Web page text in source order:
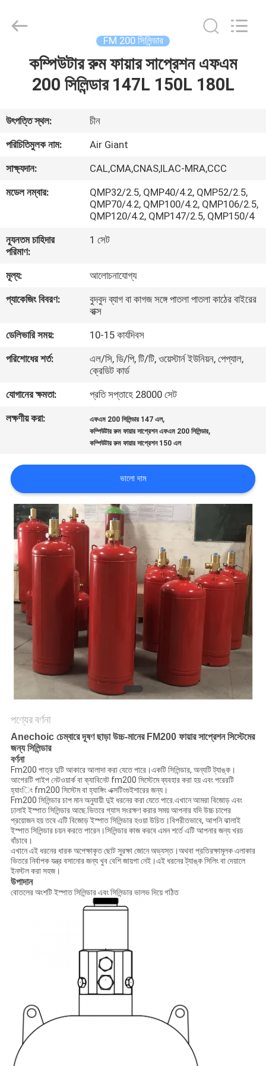
ভিআর
শো
আমাদের
কারখানা
ভ্রমণ
নিয়ন্ত্রণ
উদ্ধৃতির
সাইট
ম্যাপ
PRIVACY
POLICY
Equipment
FM 200 সিলিন্ডার
কম্পিউটার রুম ফায়ার সাপ্রেশন এফএম
200 সিলিন্ডার 147L 150L 180L
উৎপত্তি স্থল:
চীন
পরিচিতিমুলক নাম:
Air Giant
সাক্ষ্যদান:
CAL,CMA,CNAS,ILAC-MRA,CCC
মডেল নম্বার:
QMP32/2.5, QMP40/4.2, QMP52/2.5,
QMP70/4.2, QMP100/4.2, QMP106/2.5,
QMP120/4.2, QMP147/2.5, QMP150/4
ন্যূনতম চাহিদার
পরিমাণ:
1 সেট
মূল্য:
আলোচনাযোগ্য
প্যাকেজিং বিবরণ:
বুদবুদ ব্যাগ বা কাগজ সঙ্গে পাতলা পাতলা কাঠের বাইরের
বাক্স
ডেলিভারি সময়:
10-15 কার্যদিবস
পরিশোধের শর্ত:
এল/সি, ডি/পি, টি/টি, ওয়েস্টার্ন ইউনিয়ন, পেপ্যাল,
ক্রেডিট কার্ড
যোগানের ক্ষমতা:
প্রতি সপ্তাহে 28000 সেট
লক্ষণীয় করা:
এফএম 200 সিলিন্ডার 147 এল,
কম্পিউটার রুম ফায়ার সাপ্রেশন এফএম 200 সিলিন্ডার,
কম্পিউটার রুম ফায়ার সাপ্রেশন 150 এল
ভালো দাম
পণ্যের বর্ণনা
Anechoic চেম্বারে দূষণ ছাড়া উচ্চ-মানের FM200 ফায়ার সাপ্রেশন সিস্টেমের
জন্য সিলিন্ডার
বর্ণনা
Fm200 পাত্র দুটি আকারে আলাদা করা যেতে পারে।একটি সিলিন্ডার, অন্যটি ট্যাঙ্ক।
আগেরটি পাইপ নেটওয়ার্ক বা ক্যাবিনেট fm200 সিস্টেমে ব্যবহার করা হয় এবং পরেরটি
হ্যাংিং fm200 সিস্টেম বা হ্যাঙ্গিং এক্সটিংগুইশারের জন্য।
Fm200 সিলিন্ডার চাপ মান অনুযায়ী দুই ধরনের করা যেতে পারে.এখানে আমরা বিজোড় এবং
ঢালাই ইস্পাত সিলিন্ডার আছে.ভিতরে গ্যাস সংরক্ষণ করার সময় আপনার যদি উচ্চ চাপের
প্রয়োজন হয় তবে এটি বিজোড় ইস্পাত সিলিন্ডার হওয়া উচিত।বিপরীতভাবে, আপনি ঝালাই
ইস্পাত সিলিন্ডার চয়ন করতে পারেন।সিলিন্ডার কাজ করবে এমন শর্তে এটি আপনার জন্য খরচ
বাঁচাবে।
এখানে এই ধরনের ধারক অপেক্ষাকৃত ছোট সুরক্ষা জোনে অভ্যস্ত।অথবা প্রতিরক্ষামূলক এলাকার
ভিতরে নির্বাপক যন্ত্র বসানোর জন্য খুব বেশি জায়গা নেই।এই ধরনের ট্যাঙ্ক সিলিং বা দেয়ালে
ইনস্টল করা সহজ।
উপাদান
বোতলের অংশটি ইস্পাত সিলিন্ডার এবং সিলিন্ডার ভালভ দিয়ে গঠিত